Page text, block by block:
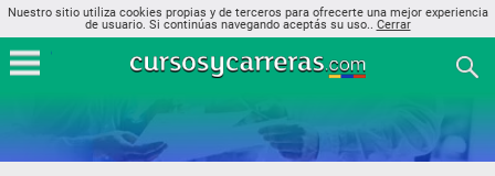
Nuestro sitio utiliza cookies propias y de terceros para ofrecerte una mejor experiencia
de usuario. Si continúas navegando aceptás su uso.. Cerrar